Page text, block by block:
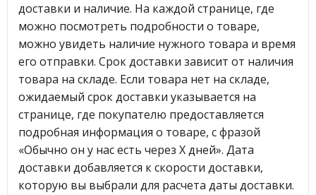
доставки и наличие. На каждой странице, где
можно посмотреть подробности о товаре,
можно увидеть наличие нужного товара и время
его отправки. Срок доставки зависит от наличия
товара на складе. Если товара нет на складе,
ожидаемый срок доставки указывается на
странице, где покупателю предоставляется
подробная информация о товаре, с фразой
«Обычно он у нас есть через Х дней». Дата
доставки добавляется к скорости доставки,
которую вы выбрали для расчета даты доставки.